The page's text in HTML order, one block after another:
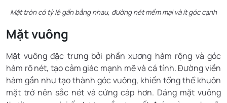
Mặt tròn có tỷ lệ gần bằng nhau, đường nét mềm mại và ít góc cạnh
Mặt vuông
Mặt vuông đặc trưng bởi phần xương hàm rộng và góc
hàm rõ nét, tạo cảm giác mạnh mẽ và cá tính. Đường viền
hàm gần như tạo thành góc vuông, khiến tổng thể khuôn
mặt trở nên sắc nét và cứng cáp hơn. Dáng mặt vuông